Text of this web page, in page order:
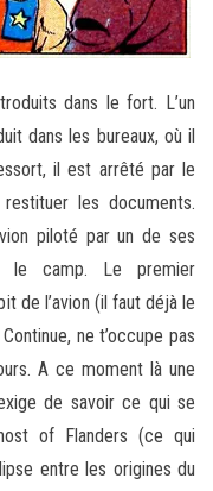
dans le fort. L’un
dans les bureaux, où il
il est arrêté par le
les documents.
piloté par un de ses
le camp. Le premier
de l’avion (il faut déjà le
ne t’occupe pas
A ce moment là une
de savoir ce qui se
of Flanders (ce qui
entre les origines du